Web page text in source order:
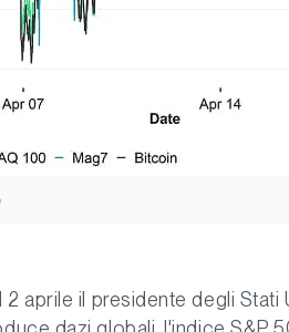
aprile il presidente degli Stati